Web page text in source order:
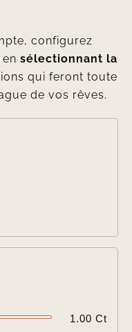
configurez
en sélectionnant la
qui feront toute
de vos rêves.
1.00 Ct